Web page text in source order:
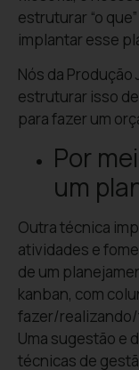
estruturar “o
implantar esse
Nós da Produção
estruturar isso
para fazer um
Por
um
Outra técnica
atividades e
de um
kanban, com
fazer/
Uma sugestão e
técnicas de